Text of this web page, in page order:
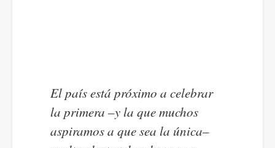
El país está próximo a celebrar
la primera –y la que muchos
aspiramos a que sea la única–